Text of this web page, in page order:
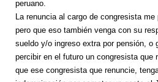
peruano.
La renuncia al cargo de congresista
pero que eso también venga con su
sueldo y/o ingreso extra por pensión, o
percibir en el futuro un congresista que
que ese congresista que renuncie,